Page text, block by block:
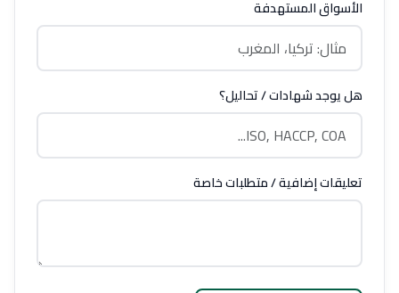
الأسواق المستهدفة
هل يوجد شهادات / تحاليل؟
تعليقات إضافية / متطلبات خاصة